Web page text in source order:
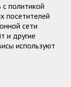
политикой
посетителей
сети
и другие
используют